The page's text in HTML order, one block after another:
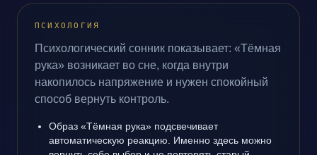
ПСИХОЛОГИЯ
Психологический сонник показывает: «Тёмная
рука» возникает во сне, когда внутри
накопилось напряжение и нужен спокойный
способ вернуть контроль.
Образ «Тёмная рука» подсвечивает
автоматическую реакцию. Именно здесь можно